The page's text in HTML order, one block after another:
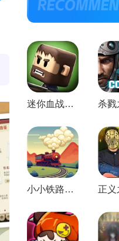
迷你血战2僵尸
小小铁路内购最新版